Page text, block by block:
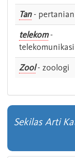
Tan- pertanian
telekom-
telekomunikasi
Zool- zoologi
Sekilas Arti